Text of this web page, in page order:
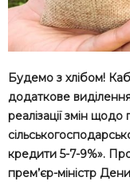
Будемо з хлібом!
додаткове
реалізації змін
кредити 5-7-9%».
прем’єр-міністр